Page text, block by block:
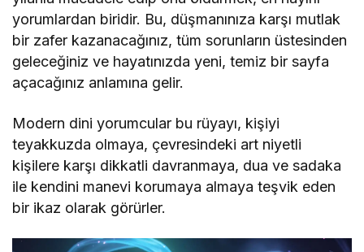
yorumlardan biridir. Bu, düşmanınıza karşı mutlak
bir zafer kazanacağınız, tüm sorunların üstesinden
geleceğiniz ve hayatınızda yeni, temiz bir sayfa
açacağınız anlamına gelir.
Modern dini yorumcular bu rüyayı, kişiyi
teyakkuzda olmaya, çevresindeki art niyetli
kişilere karşı dikkatli davranmaya, dua ve sadaka
ile kendini manevi korumaya almaya teşvik eden
bir ikaz olarak görürler.